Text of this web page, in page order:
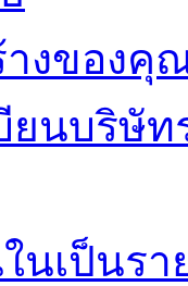
างของ
ยนบริษั
นเป็นร